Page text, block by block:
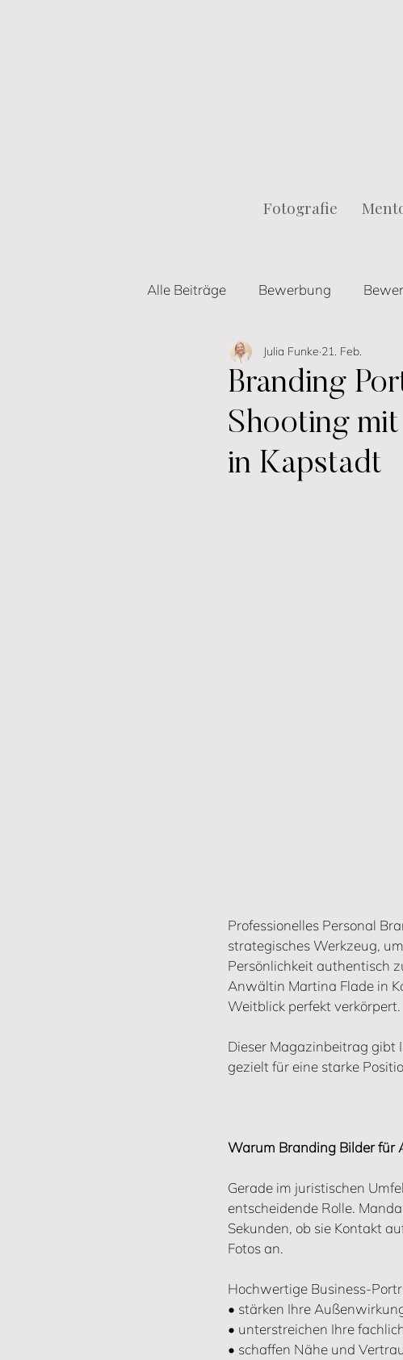
Fotografie
Alle Beiträge Bewerbung
Personal Branding
Branding
Shooting
in Kapstadt
Julia Funke 21. Feb.
Professionelles Personal
strategisches Werkzeug,
Persönlichkeit authentisch
Anwältin Martina Flade in
Weitblick perfekt verkörpert.
Dieser Magazinbeitrag gibt
gezielt für eine starke
Warum Branding Bilder für
Gerade im juristischen
entscheidende Rolle.
Sekunden, ob sie Kontakt
Fotos an.
Hochwertige Business-
• stärken Ihre
• unterstreichen Ihre
• schaffen Nähe und